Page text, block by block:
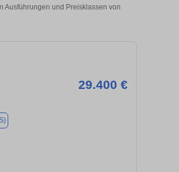
Ausführungen und Preisklassen von
29.400 €